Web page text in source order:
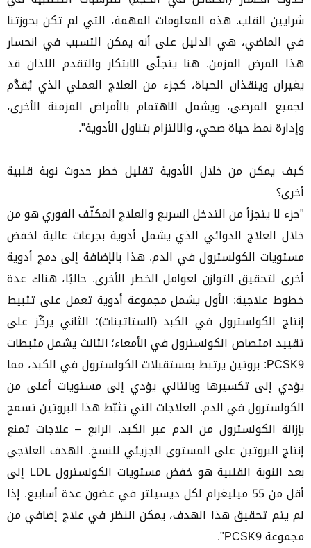
شرايين القلب. هذه المعلومات المهمة، التي لم تكن بحوزتنا
في الماضي، هي الدليل على أنه يمكن التسبب في انحسار
هذا المرض المزمن. هنا يتجلّى الابتكار والتقدم اللذان قد
يغيران وينقذان الحياة، كجزء من العلاج العملي الذي يُقدَّم
لجميع المرضى، ويشمل الاهتمام بالأمراض المزمنة الأخرى،
وإدارة نمط حياة صحي، والالتزام بتناول الأدوية".
كيف يمكن من خلال الأدوية تقليل خطر حدوث نوبة قلبية
أخرى؟
"جزء لا يتجزأ من التدخل السريع والعلاج المكثّف الفوري هو من
خلال العلاج الدوائي الذي يشمل أدوية بجرعات عالية لخفض
مستويات الكولسترول في الدم. هذا بالإضافة إلى دمج أدوية
أخرى لتحقيق التوازن لعوامل الخطر الأخرى. حاليًا، هناك عدة
خطوط علاجية: الأول يشمل مجموعة أدوية تعمل على تثبيط
إنتاج الكولسترول في الكبد (الستاتينات)؛ الثاني يركّز على
تقييد امتصاص الكولسترول في الأمعاء؛ الثالث يشمل مثبطات
PCSK9: بروتين يرتبط بمستقبلات الكولسترول في الكبد، مما
يؤدي إلى تكسيرها وبالتالي يؤدي إلى مستويات أعلى من
الكولسترول في الدم. العلاجات التي تثبّط هذا البروتين تسمح
بإزالة الكولسترول من الدم عبر الكبد. الرابع – علاجات تمنع
إنتاج البروتين على المستوى الجزيئي للنسخ. الهدف العلاجي
بعد النوبة القلبية هو خفض مستويات الكولسترول LDL إلى
أقل من 55 ميليغرام لكل ديسيلتر في غضون عدة أسابيع. إذا
لم يتم تحقيق هذا الهدف، يمكن النظر في علاج إضافي من
مجموعة PCSK9".